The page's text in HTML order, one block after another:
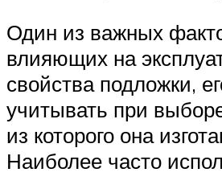
Один из важных
влияющих на
свойства подложки,
учитывать при
из которого она
Наиболее часто